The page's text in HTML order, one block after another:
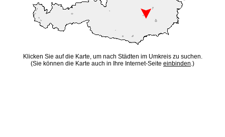
Klicken Sie auf die Karte, um nach Städten im Umkreis zu suchen.
(Sie können die Karte auch in Ihre Internet-Seite einbinden.)